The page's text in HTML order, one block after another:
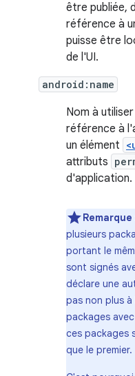
être publiée,
référence à
puisse être
de l'UI.
android:name
Nom à
référence à
un élément
attributs
d'application.
Remarque
plusieurs
portant le
sont signés
déclare une
pas non plus
packages
ces packages
que le premier.